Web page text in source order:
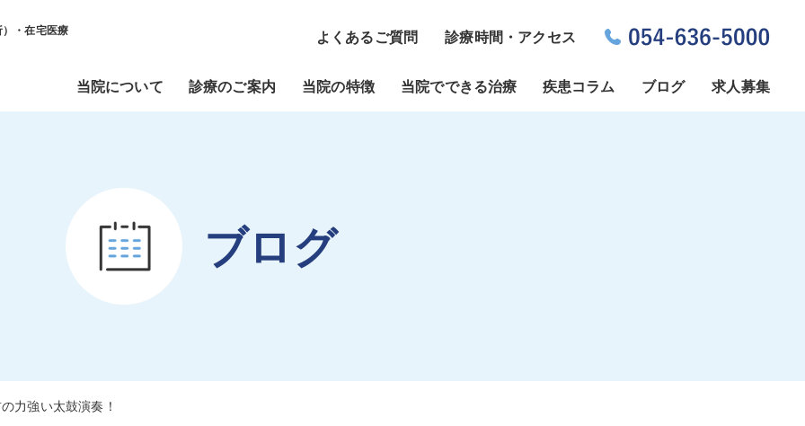
・在宅医療
当院について 診療のご案内 当院の特徴 当院でできる治療 疾患コラム ブログ 求人募集
よくあるご質問 診療時間・アクセス
ブログ
力強い太鼓演奏！